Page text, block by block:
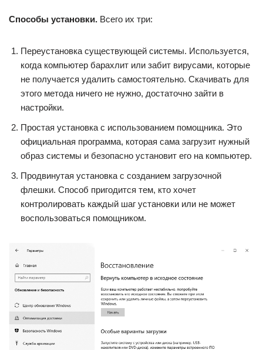
Способы установки. Всего их три:
Переустановка существующей системы. Используется,
когда компьютер барахлит или забит вирусами, которые
не получается удалить самостоятельно. Скачивать для
этого метода ничего не нужно, достаточно зайти в
настройки.
Простая установка с использованием помощника. Это
официальная программа, которая сама загрузит нужный
образ системы и безопасно установит его на компьютер.
Продвинутая установка с созданием загрузочной
флешки. Способ пригодится тем, кто хочет
контролировать каждый шаг установки или не может
воспользоваться помощником.